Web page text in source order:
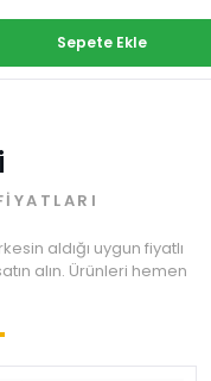
Sepete Ekle
aldığı uygun fiyatlı
alın. Ürünleri hemen